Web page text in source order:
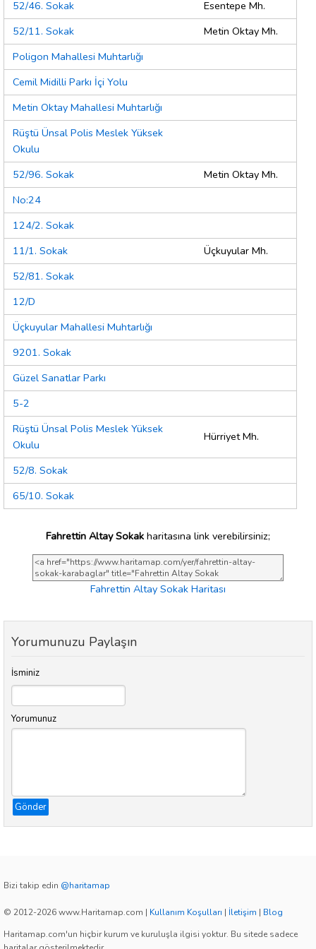
52/46. Sokak
Esentepe Mh.
52/11. Sokak
Metin Oktay Mh.
Poligon Mahallesi Muhtarlığı
Cemil Midilli Parkı İçi Yolu
Metin Oktay Mahallesi Muhtarlığı
Rüştü Ünsal Polis Meslek Yüksek
Okulu
52/96. Sokak
Metin Oktay Mh.
No:24
124/2. Sokak
11/1. Sokak
Üçkuyular Mh.
52/81. Sokak
12/D
Üçkuyular Mahallesi Muhtarlığı
9201. Sokak
Güzel Sanatlar Parkı
5-2
Rüştü Ünsal Polis Meslek Yüksek
Okulu
Hürriyet Mh.
52/8. Sokak
65/10. Sokak
Fahrettin Altay Sokak haritasına link verebilirsiniz;
Fahrettin Altay Sokak Haritası
Yorumunuzu Paylaşın
İsminiz
Yorumunuz
Gönder
Bizi takip edin @haritamap
© 2012-2026 www.Haritamap.com | Kullanım Koşulları | İletişim | Blog
Haritamap.com'un hiçbir kurum ve kuruluşla ilgisi yoktur. Bu sitede sadece